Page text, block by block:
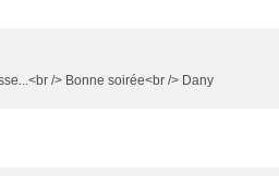
/> Bonne soirée<br /> Dany